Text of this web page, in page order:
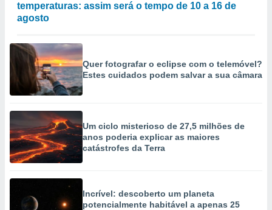
temperaturas: assim será o tempo de 10 a 16 de
agosto
Quer fotografar o eclipse com o telemóvel?
Estes cuidados podem salvar a sua câmara
Um ciclo misterioso de 27,5 milhões de
anos poderia explicar as maiores
catástrofes da Terra
Incrível: descoberto um planeta
potencialmente habitável a apenas 25